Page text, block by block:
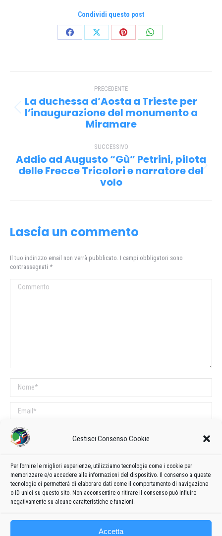
Gestisci Consenso Cookie
Per fornire le migliori esperienze, utilizziamo tecnologie come i cookie per
memorizzare e/o accedere alle informazioni del dispositivo. Il consenso a queste
tecnologie ci permetterà di elaborare dati come il comportamento di navigazione
o ID unici su questo sito. Non acconsentire o ritirare il consenso può influire
negativamente su alcune caratteristiche e funzioni.
Accetta
Condividi questo post
CondividiCondividiCondividiCondividi
tra PRECEDENTE
Post
precedente:
La duchessa d’Aosta a Trieste per
l’inaugurazione del monumento a
Miramare
SUCCESSIVO
Prossimo
post:
Addio ad Augusto “Gù” Petrini, pilota
delle Frecce Tricolori e narratore del
volo
Lascia un commento
Il tuo indirizzo email non verrà pubblicato. I campi obbligatori sono
contrassegnati *
Commento
Nome *
Email *
Sito web
COMMENTI SUL POST
Questo sito utilizza Akismet per ridurre lo spam.Scopri come vengono
elaborati i dati derivati dai commenti.